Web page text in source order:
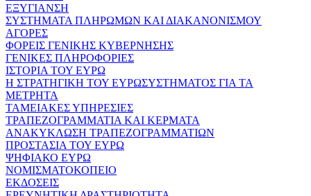
ΕΞΥΓΙΑΝΣΗ
ΣΥΣΤΗΜΑΤΑ ΠΛΗΡΩΜΩΝ ΚΑΙ ΔΙΑΚΑΝΟΝΙΣΜΟΥ
ΑΓΟΡΕΣ
ΦΟΡΕΙΣ ΓΕΝΙΚΗΣ ΚΥΒΕΡΝΗΣΗΣ
ΓΕΝΙΚΕΣ ΠΛΗΡΟΦΟΡΙΕΣ
ΙΣΤΟΡΙΑ ΤΟΥ ΕΥΡΩ
Η ΣΤΡΑΤΗΓΙΚΗ ΤΟΥ ΕΥΡΩΣΥΣΤΗΜΑΤΟΣ ΓΙΑ ΤΑ
ΜΕΤΡΗΤΑ
ΤΑΜΕΙΑΚΕΣ ΥΠΗΡΕΣΙΕΣ
ΤΡΑΠΕΖΟΓΡΑΜΜΑΤΙΑ ΚΑΙ ΚΕΡΜΑΤΑ
ΑΝΑΚΥΚΛΩΣΗ ΤΡΑΠΕΖΟΓΡΑΜΜΑΤΙΩΝ
ΠΡΟΣΤΑΣΙΑ ΤΟΥ ΕΥΡΩ
ΨΗΦΙΑΚΟ ΕΥΡΩ
ΝΟΜΙΣΜΑΤΟΚΟΠΕΙΟ
ΕΚΔΟΣΕΙΣ